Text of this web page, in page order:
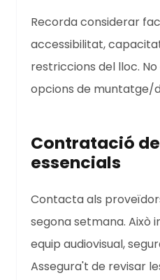
Recorda considerar
accessibilitat,
restriccions del lloc.
opcions de muntatge/
Contratació
essencials
Contacta als
segona setmana. Això
equip audiovisual,
Assegura't de revisar